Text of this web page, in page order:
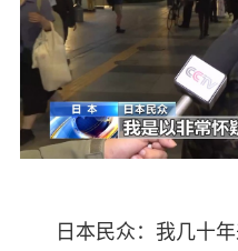
日本民众：我几十